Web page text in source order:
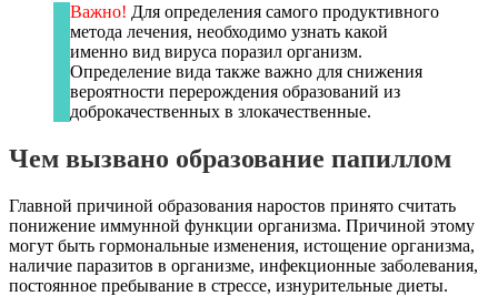
Важно! Для определения самого продуктивного
метода лечения, необходимо узнать какой
именно вид вируса поразил организм.
Определение вида также важно для снижения
вероятности перерождения образований из
доброкачественных в злокачественные.
Чем вызвано образование папиллом
Главной причиной образования наростов принято считать
понижение иммунной функции организма. Причиной этому
могут быть гормональные изменения, истощение организма,
наличие паразитов в организме, инфекционные заболевания,
постоянное пребывание в стрессе, изнурительные диеты.